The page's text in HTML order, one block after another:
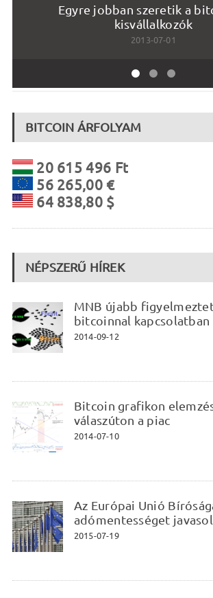
Egyre jobban szeretik a
kisvállalkozók
2013-07-01
BITCOIN ÁRFOLYAM
20 615 496 Ft
56 265,00 €
64 838,80 $
NÉPSZERŰ HÍREK
MNB újabb
bitcoinnal kapcsolatban
2014-09-12
Bitcoin grafikon
válaszúton a piac
2014-07-10
Az Európai Unió
adómentességet
2015-07-19